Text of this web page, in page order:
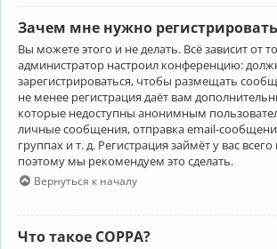
Зачем мне нужно
Вы можете этого и не делать. Всё зависит от
администратор настроил конференцию:
зарегистрироваться, чтобы размещать
не менее регистрация даёт вам
которые недоступны анонимным
личные сообщения, отправка email-
группах и т. д. Регистрация займёт у вас
поэтому мы рекомендуем это сделать.
Вернуться к началу
Что такое COPPA?